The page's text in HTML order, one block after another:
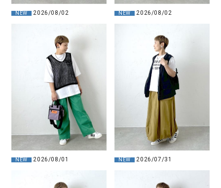
NEW 2026/08/02 NEW 2026/08/02
NEW 2026/08/01 NEW 2026/07/31